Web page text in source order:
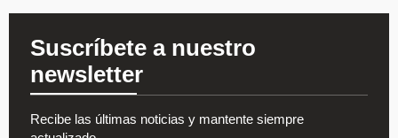
Suscríbete a nuestro
newsletter
Recibe las últimas noticias y mantente siempre